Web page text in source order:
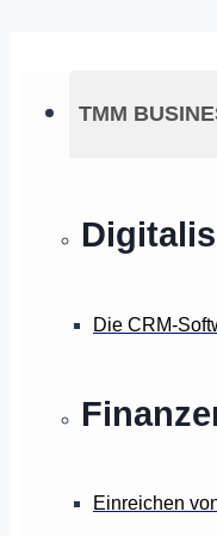
TMM
Die CRM-
Einreichen